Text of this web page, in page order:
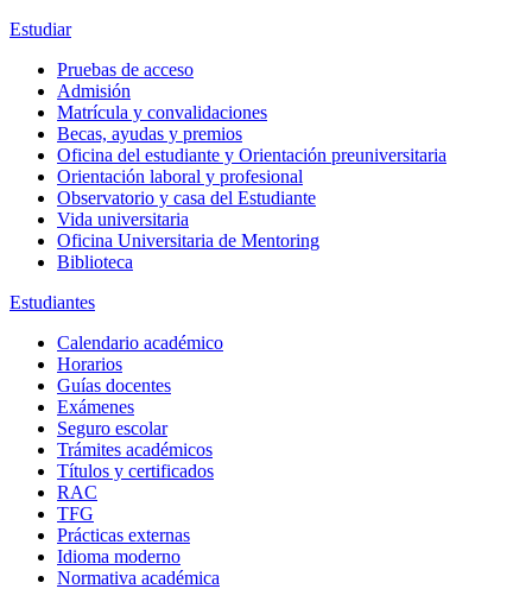
Estudiar
Pruebas de acceso
Admisión
Matrícula y convalidaciones
Becas, ayudas y premios
Oficina del estudiante y Orientación preuniversitaria
Orientación laboral y profesional
Observatorio y casa del Estudiante
Vida universitaria
Oficina Universitaria de Mentoring
Biblioteca
Estudiantes
Calendario académico
Horarios
Guías docentes
Exámenes
Seguro escolar
Trámites académicos
Títulos y certificados
RAC
TFG
Prácticas externas
Idioma moderno
Normativa académica